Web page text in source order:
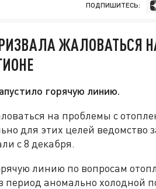
ПОДПИШИТЕСЬ:
ЖАЛОВАТЬСЯ
горячую линию.
на проблемы с
для этих целей ведомство
с 8 декабря.
линию по вопросам
период аномально холодной